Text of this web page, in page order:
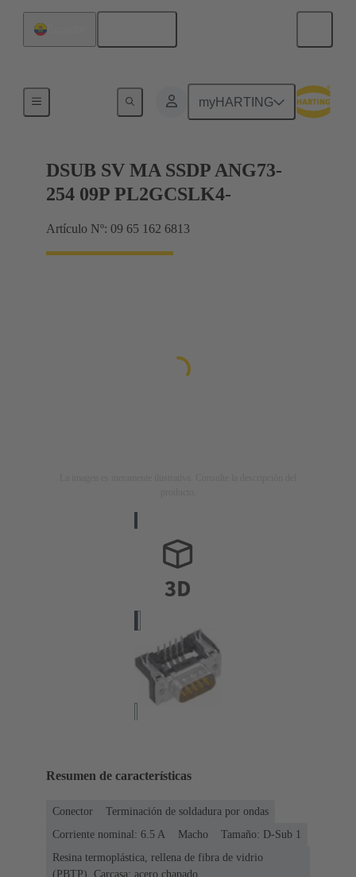
myHARTING
Terminación de placa madre a tarjeta hija
DSUB SV MA SSDP ANG73-
254 09P PL2GCSLK4-
Artículo Nº: 09 65 162 6813
Resumen de características
Conector
Terminación de soldadura por ondas
Corriente nominal: ‌6.5 A
Macho
Tamaño: D-Sub 1
Resina termoplástica, rellena de fibra de vidrio
(PBTP), Carcasa: acero chapado